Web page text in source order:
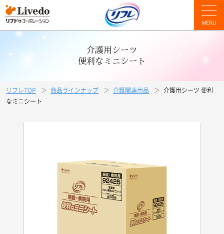
MENU
介護用シーツ
便利なミニシート
リフレTOP 商品ラインナップ 介護関連用品
介護用シーツ 便利
なミニシート